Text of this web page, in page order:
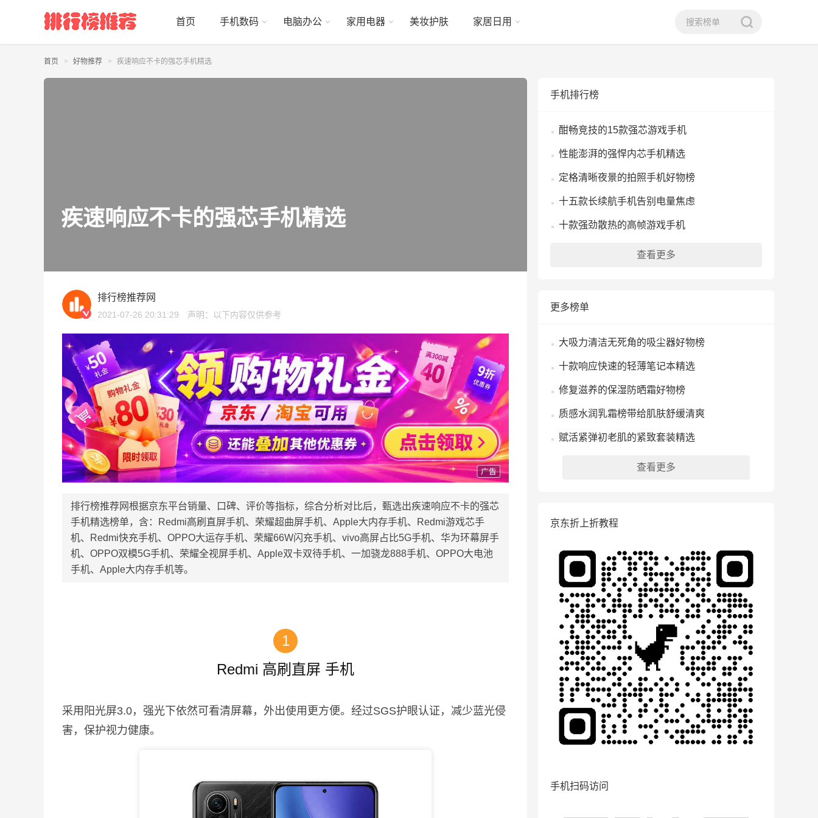
首页 手机数码 电脑办公 家用电器 美妆护肤 家居日用
首页 好物推荐 疾速响应不卡的强芯手机精选
疾速响应不卡的强芯手机精选
排行榜推荐网
2021-07-26 20:31:29 声明：以下内容仅供参考
排行榜推荐网根据京东平台销量、口碑、评价等指标，综合分析对比后，甄选出疾速响应不卡的强芯
手机精选榜单，含：Redmi高刷直屏手机、荣耀超曲屏手机、Apple大内存手机、Redmi游戏芯手
机、Redmi快充手机、OPPO大运存手机、荣耀66W闪充手机、vivo高屏占比5G手机、华为环幕屏手
机、OPPO双模5G手机、荣耀全视屏手机、Apple双卡双待手机、一加骁龙888手机、OPPO大电池
手机、Apple大内存手机等。
1
Redmi 高刷直屏 手机
采用阳光屏3.0，强光下依然可看清屏幕，外出使用更方便。经过SGS护眼认证，减少蓝光侵
害，保护视力健康。
手机排行榜
酣畅竞技的15款强芯游戏手机
性能澎湃的强悍内芯手机精选
定格清晰夜景的拍照手机好物榜
十五款长续航手机告别电量焦虑
十款强劲散热的高帧游戏手机
查看更多
更多榜单
大吸力清洁无死角的吸尘器好物榜
十款响应快速的轻薄笔记本精选
修复滋养的保湿防晒霜好物榜
质感水润乳霜榜带给肌肤舒缓清爽
赋活紧弹初老肌的紧致套装精选
查看更多
京东折上折教程
手机扫码访问